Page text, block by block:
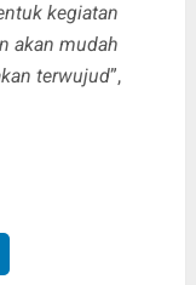
kegiatan
akan mudah
terwujud”,